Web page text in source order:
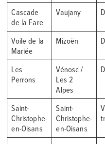
Cascade
de la Fare
Vaujany
Voile de la
Mariée
Mizoën
Les
Perrons
Vénosc /
Les 2
Alpes
D
Saint-
Christophe-
en-Oisans
Saint-
Christophe-
en-Oisans